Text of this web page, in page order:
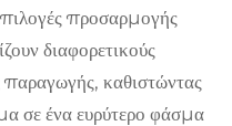
προσαρμογής
διαφορετικούς
παραγωγής, καθιστώντας
σε ένα ευρύτερο φάσμα